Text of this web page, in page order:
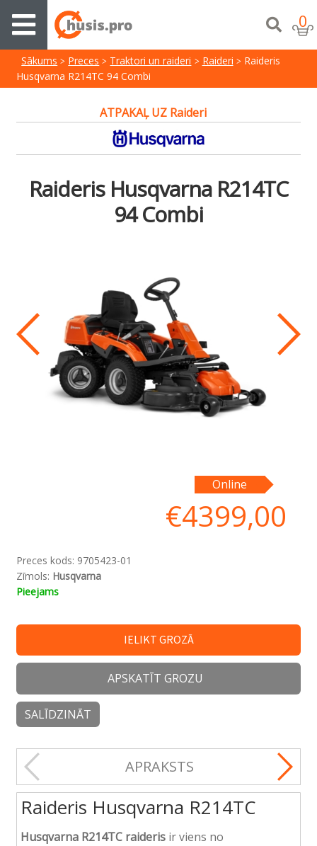
0
Sākums Preces Traktori un raideri Raideri
Raideris
Husqvarna R214TC 94 Combi
ATPAKAĻ UZ Raideri
Raideris Husqvarna R214TC
94 Combi
Online
€4399,00
Preces kods: 9705423-01
Zīmols: Husqvarna
Pieejams
IELIKT GROZĀ
APSKATĪT GROZU
SALĪDZINĀT
APRAKSTS
Raideris Husqvarna R214TC
Husqvarna R214TC raiderisir viens no